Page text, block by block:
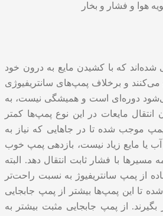
هوا و فشار و بخار
که با کشیدن مایع به درون خود
و برخلاف پمپ‌های سانتریفیوژی
دوره‌ای است و همیشگی نیست، به
انتقال مایعات در این نوع پمپ‌ها کمتر
موجب شده تا در جاهایی که نیاز به
یا مایع زیاد نیست، بازدهی پمپ خوب
مسیرها با فشار ثابت انتقال دهد. البته
از پمپ سانتریفیوژ به نسبت راحت‌تر
تا این پمپ‌ها بیشتر از پمپ جابجایی
از پمپ جابجایی مثبت بیشتر به